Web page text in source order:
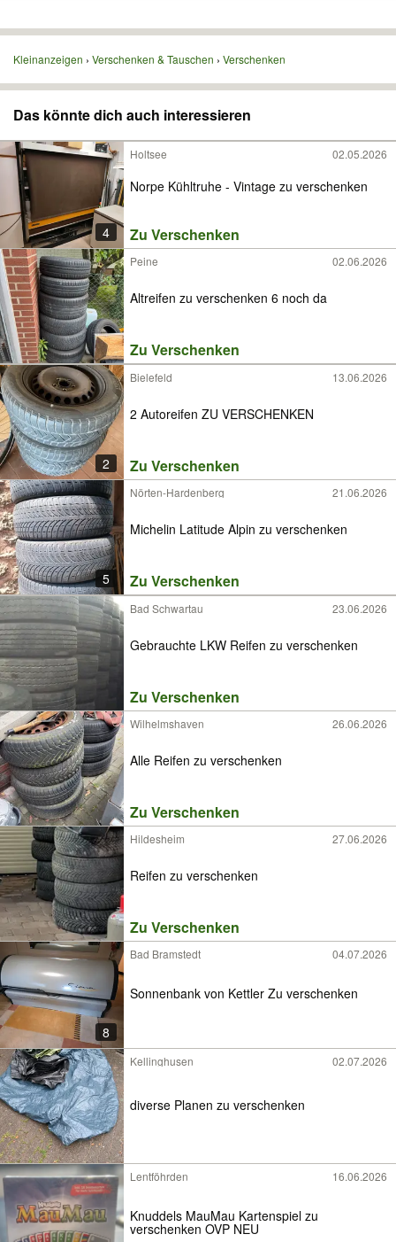
Kleinanzeigen Verschenken & Tauschen Verschenken
Das könnte dich auch interessieren
4
Holtsee 02.05.2026
Norpe Kühltruhe - Vintage zu verschenken
Zu Verschenken
Peine 02.06.2026
Altreifen zu verschenken 6 noch da
Zu Verschenken
2
Bielefeld 13.06.2026
2 Autoreifen ZU VERSCHENKEN
Zu Verschenken
5
Nörten-Hardenberg 21.06.2026
Michelin Latitude Alpin zu verschenken
Zu Verschenken
Bad Schwartau 23.06.2026
Gebrauchte LKW Reifen zu verschenken
Zu Verschenken
Wilhelmshaven 26.06.2026
Alle Reifen zu verschenken
Zu Verschenken
Hildesheim 27.06.2026
Reifen zu verschenken
Zu Verschenken
8
Bad Bramstedt 04.07.2026
Sonnenbank von Kettler Zu verschenken
Kellinghusen 02.07.2026
diverse Planen zu verschenken
Lentföhrden 16.06.2026
Knuddels MauMau Kartenspiel zu
verschenken OVP NEU